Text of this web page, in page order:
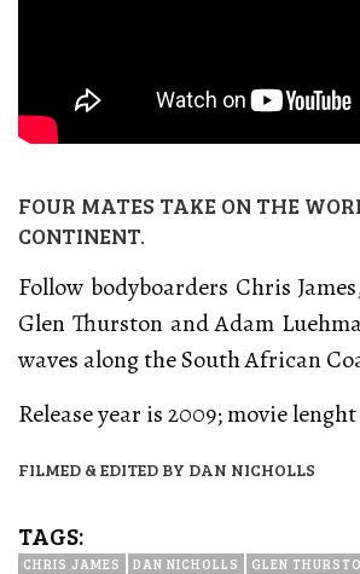
FOUR MATES TAKE ON THE
CONTINENT.
Follow bodyboarders Chris
Glen Thurston and Adam
waves along the South African
Release year is 2009; movie
FILMED & EDITED BY DAN NICHOLLS
TAGS:
CHRIS JAMES DAN NICHOLLS GLEN